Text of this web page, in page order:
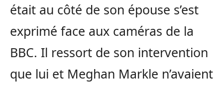
était au côté de son épouse s’est
exprimé face aux caméras de la
BBC. Il ressort de son intervention
que lui et Meghan Markle n’avaient